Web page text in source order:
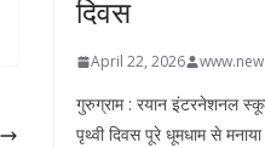
दिवस
April 22, 2026
गुरुग्राम : रयान इंटरनेशनल
पृथ्वी दिवस पूरे धूमधाम से